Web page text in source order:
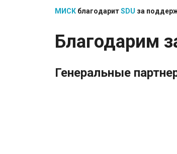
МИСКблагодаритSDU за
Благодарим
Генеральные